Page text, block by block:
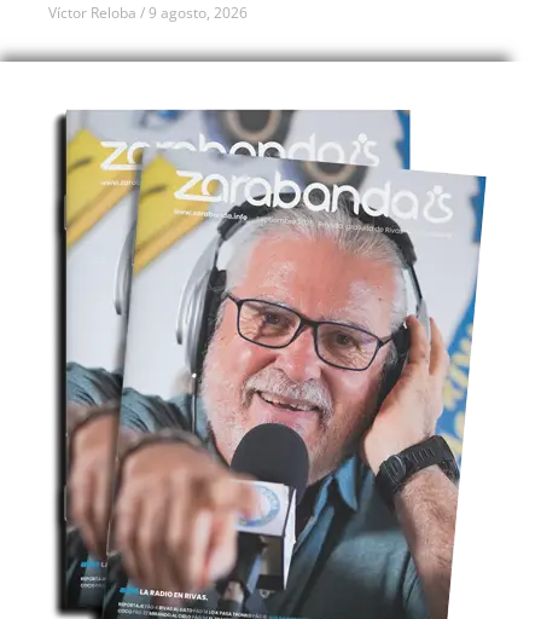
Víctor Reloba 9 agosto, 2026